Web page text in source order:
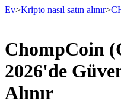
Vadeli İşlemler
Ev>Kripto nasıl satın alınır>
ChompCoin
2026'de
Alınır